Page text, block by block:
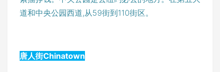
道和中央公园西道,从59街到110街区。
唐人街Chinatown